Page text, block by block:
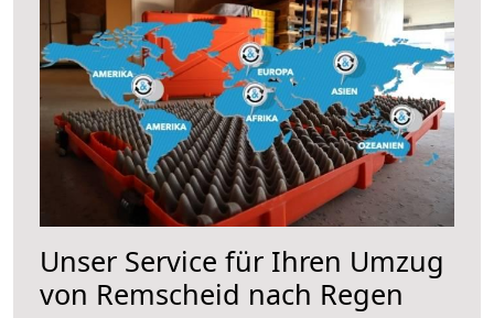
Unser Service für Ihren Umzug
von Remscheid nach Regen